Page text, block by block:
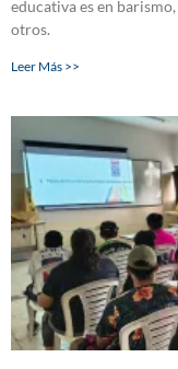
educativa es en
otros.
Leer Más >>